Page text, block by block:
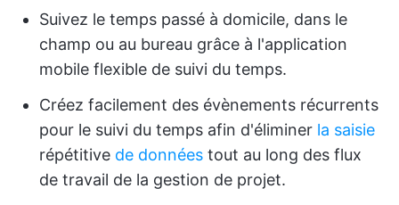
Suivez le temps passé à domicile, dans le
champ ou au bureau grâce à l'application
mobile flexible de suivi du temps.
Créez facilement des évènements récurrents
pour le suivi du temps afin d'éliminer la saisie
répétitive de données tout au long des flux
de travail de la gestion de projet.